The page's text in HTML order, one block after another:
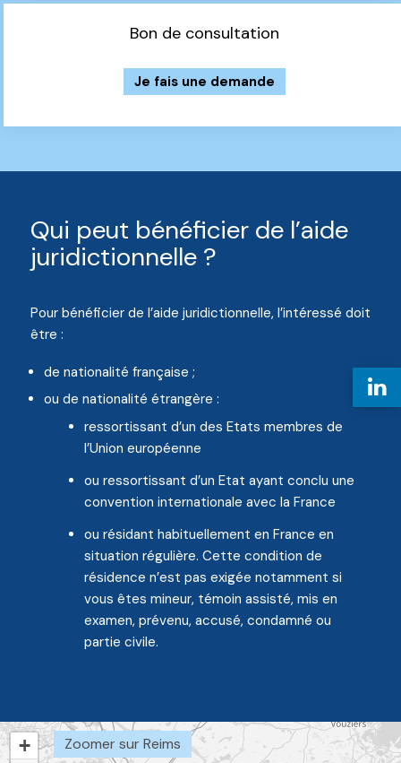
Bon de consultation
Je fais une demande
Qui peut bénéficier de l’aide
juridictionnelle ?
Pour bénéficier de l’aide juridictionnelle, l’intéressé doit
être :
de nationalité française ;
ou de nationalité étrangère :
ressortissant d’un des Etats membres de
l’Union européenne
ou ressortissant d’un Etat ayant conclu une
convention internationale avec la France
ou résidant habituellement en France en
situation régulière. Cette condition de
résidence n’est pas exigée notamment si
vous êtes mineur, témoin assisté, mis en
examen, prévenu, accusé, condamné ou
partie civile.
+
Zoomer sur Reims